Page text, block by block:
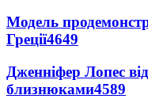
Модель
Греції4649
Дженніфер Лопес
близнюками4589